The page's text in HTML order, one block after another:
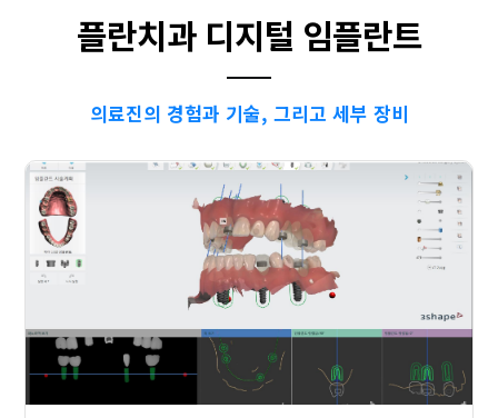
플란치과 디지털 임플란트
의료진의 경험과 기술, 그리고 세부 장비